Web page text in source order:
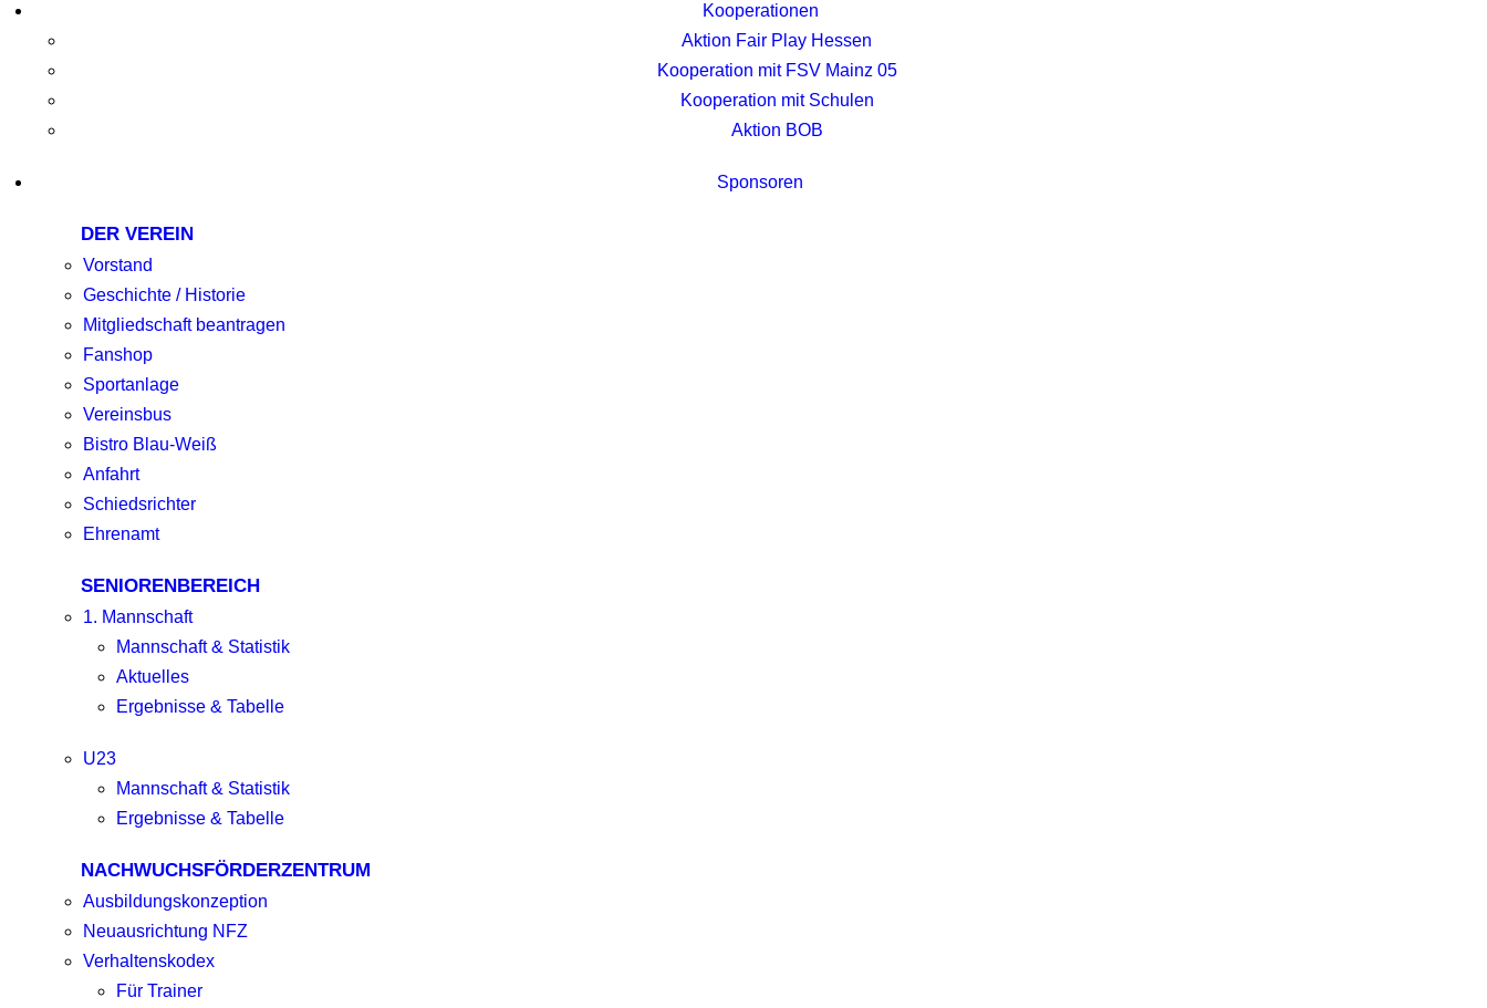
Kooperationen
Aktion Fair Play Hessen
Kooperation mit FSV Mainz 05
Kooperation mit Schulen
Aktion BOB
Sponsoren
DER VEREIN
Vorstand
Geschichte / Historie
Mitgliedschaft beantragen
Fanshop
Sportanlage
Vereinsbus
Bistro Blau-Weiß
Anfahrt
Schiedsrichter
Ehrenamt
SENIORENBEREICH
1. Mannschaft
Mannschaft & Statistik
Aktuelles
Ergebnisse & Tabelle
U23
Mannschaft & Statistik
Ergebnisse & Tabelle
NACHWUCHSFÖRDERZENTRUM
Ausbildungskonzeption
Neuausrichtung NFZ
Verhaltenskodex
Für Trainer